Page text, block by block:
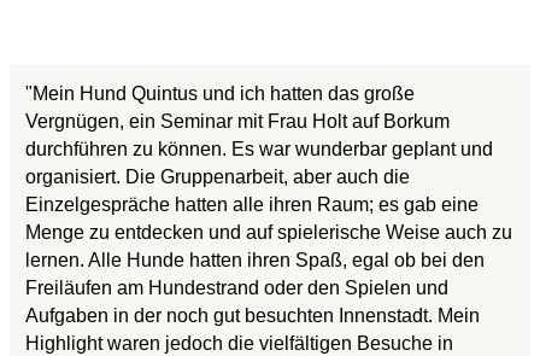
"Mein Hund Quintus und ich hatten das große
Vergnügen, ein Seminar mit Frau Holt auf Borkum
durchführen zu können. Es war wunderbar geplant und
organisiert. Die Gruppenarbeit, aber auch die
Einzelgespräche hatten alle ihren Raum; es gab eine
Menge zu entdecken und auf spielerische Weise auch zu
lernen. Alle Hunde hatten ihren Spaß, egal ob bei den
Freiläufen am Hundestrand oder den Spielen und
Aufgaben in der noch gut besuchten Innenstadt. Mein
Highlight waren jedoch die vielfältigen Besuche in